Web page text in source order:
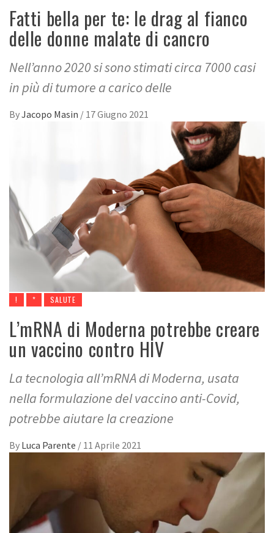
Fatti bella per te: le drag al fianco
delle donne malate di cancro
Nell’anno 2020 si sono stimati circa 7000 casi
in più di tumore a carico delle
ByJacopo Masin / 17 Giugno 2021
! * SALUTE
L’mRNA di Moderna potrebbe creare
un vaccino contro HIV
La tecnologia all’mRNA di Moderna, usata
nella formulazione del vaccino anti-Covid,
potrebbe aiutare la creazione
By Luca Parente / 11 Aprile 2021